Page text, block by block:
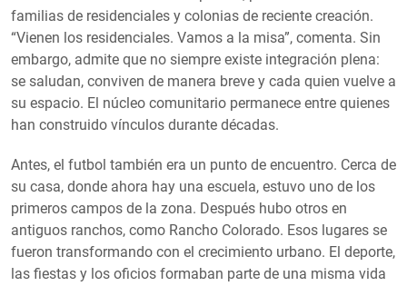
familias de residenciales y colonias de reciente creación.
“Vienen los residenciales. Vamos a la misa”, comenta. Sin
embargo, admite que no siempre existe integración plena:
se saludan, conviven de manera breve y cada quien vuelve a
su espacio. El núcleo comunitario permanece entre quienes
han construido vínculos durante décadas.
Antes, el futbol también era un punto de encuentro. Cerca de
su casa, donde ahora hay una escuela, estuvo uno de los
primeros campos de la zona. Después hubo otros en
antiguos ranchos, como Rancho Colorado. Esos lugares se
fueron transformando con el crecimiento urbano. El deporte,
las fiestas y los oficios formaban parte de una misma vida